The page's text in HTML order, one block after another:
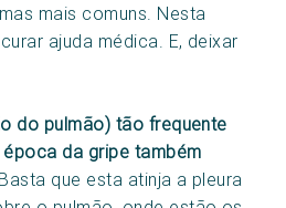
mais comuns. Nesta
ajuda médica. E, deixar
do pulmão) tão frequente
da gripe também
Basta que esta atinja a pleura